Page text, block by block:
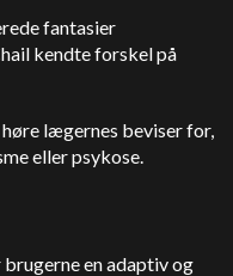
fantasier
kendte forskel på
lægernes beviser for,
eller psykose.
en adaptiv og